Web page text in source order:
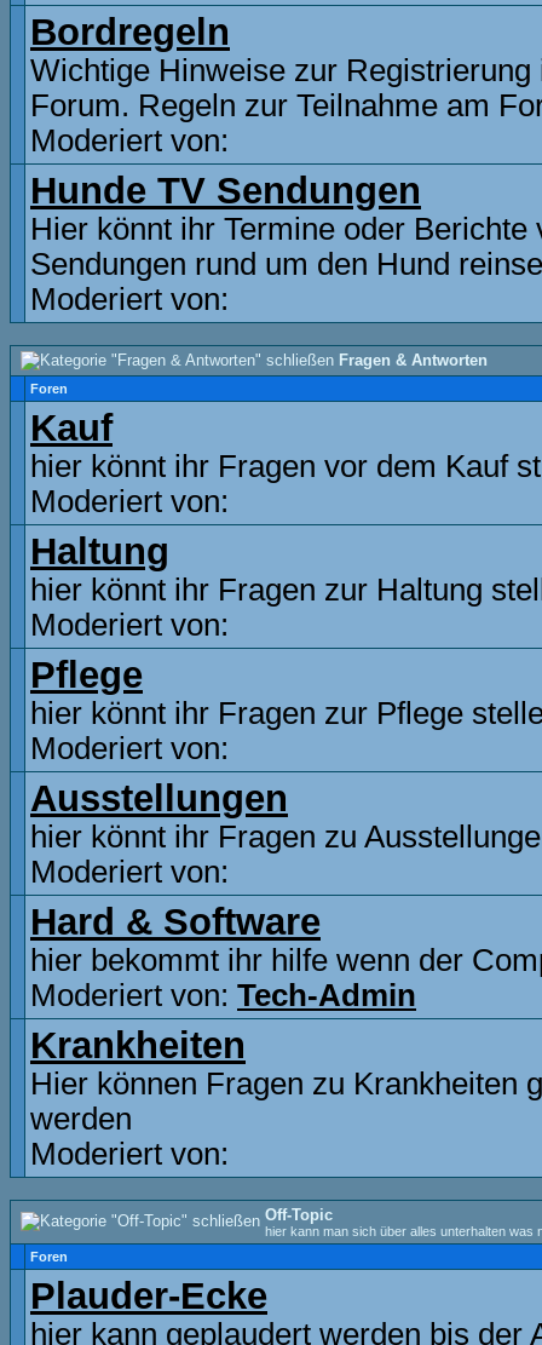
Bordregeln
Wichtige Hinweise zur Registrierung
Forum. Regeln zur Teilnahme am
Moderiert von:
Hunde TV Sendungen
Hier könnt ihr Termine oder Berichte
Sendungen rund um den Hund
Moderiert von:
Fragen & Antworten
Foren
Kauf
hier könnt ihr Fragen vor dem Kauf
Moderiert von:
Haltung
hier könnt ihr Fragen zur Haltung
Moderiert von:
Pflege
hier könnt ihr Fragen zur Pflege
Moderiert von:
Ausstellungen
hier könnt ihr Fragen zu
Moderiert von:
Hard & Software
hier bekommt ihr hilfe wenn der
Moderiert von: Tech-Admin
Krankheiten
Hier können Fragen zu Krankheiten
werden
Moderiert von:
Off-Topic
hier kann man sich über alles unterhalten was
Foren
Plauder-Ecke
hier kann geplaudert werden bis der